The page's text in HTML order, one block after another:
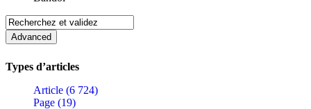
Types d’articles
Article (6 724)
Page (19)